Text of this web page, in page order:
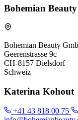
Bohemian Beauty
Bohemian Beauty
Geerenstrasse 9c
CH-8157 Dielsdorf
Schweiz
Katerina Kohout
+41 43 818 00 75